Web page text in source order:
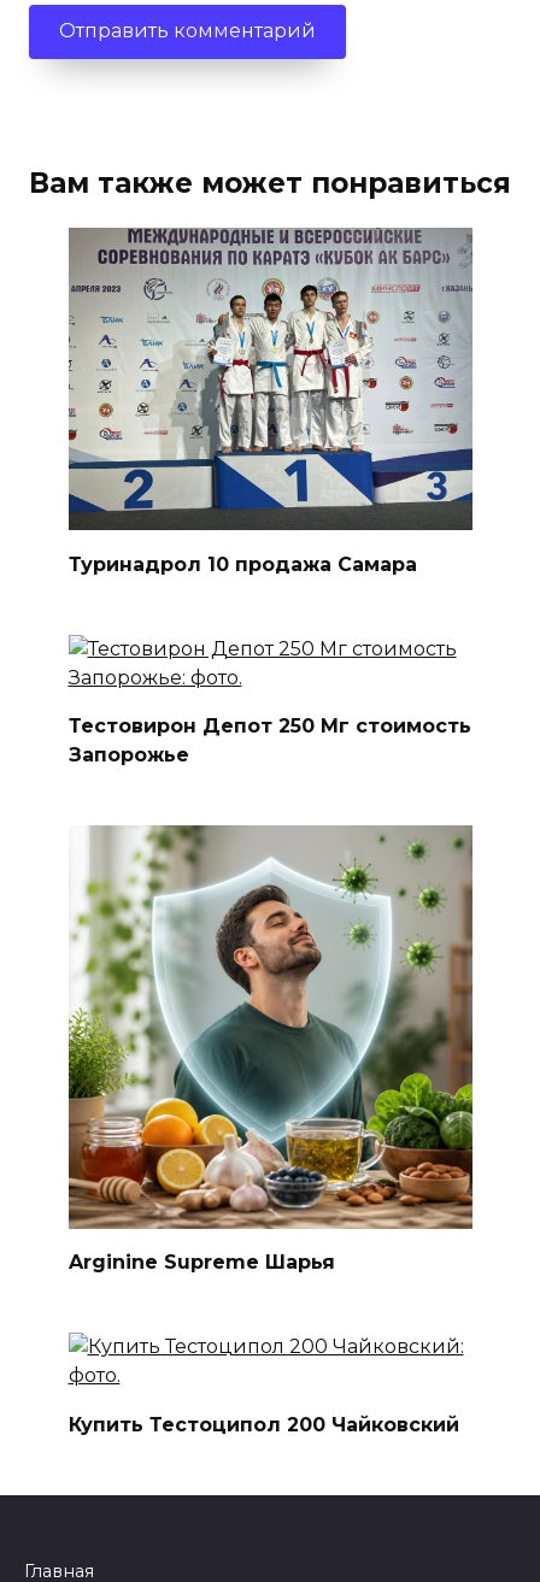
Вам также может понравиться
Туринадрол 10 продажа Самара
Тестовирон Депот 250 Мг стоимость
Запорожье
Arginine Supreme Шарья
Купить Тестоципол 200 Чайковский
Главная